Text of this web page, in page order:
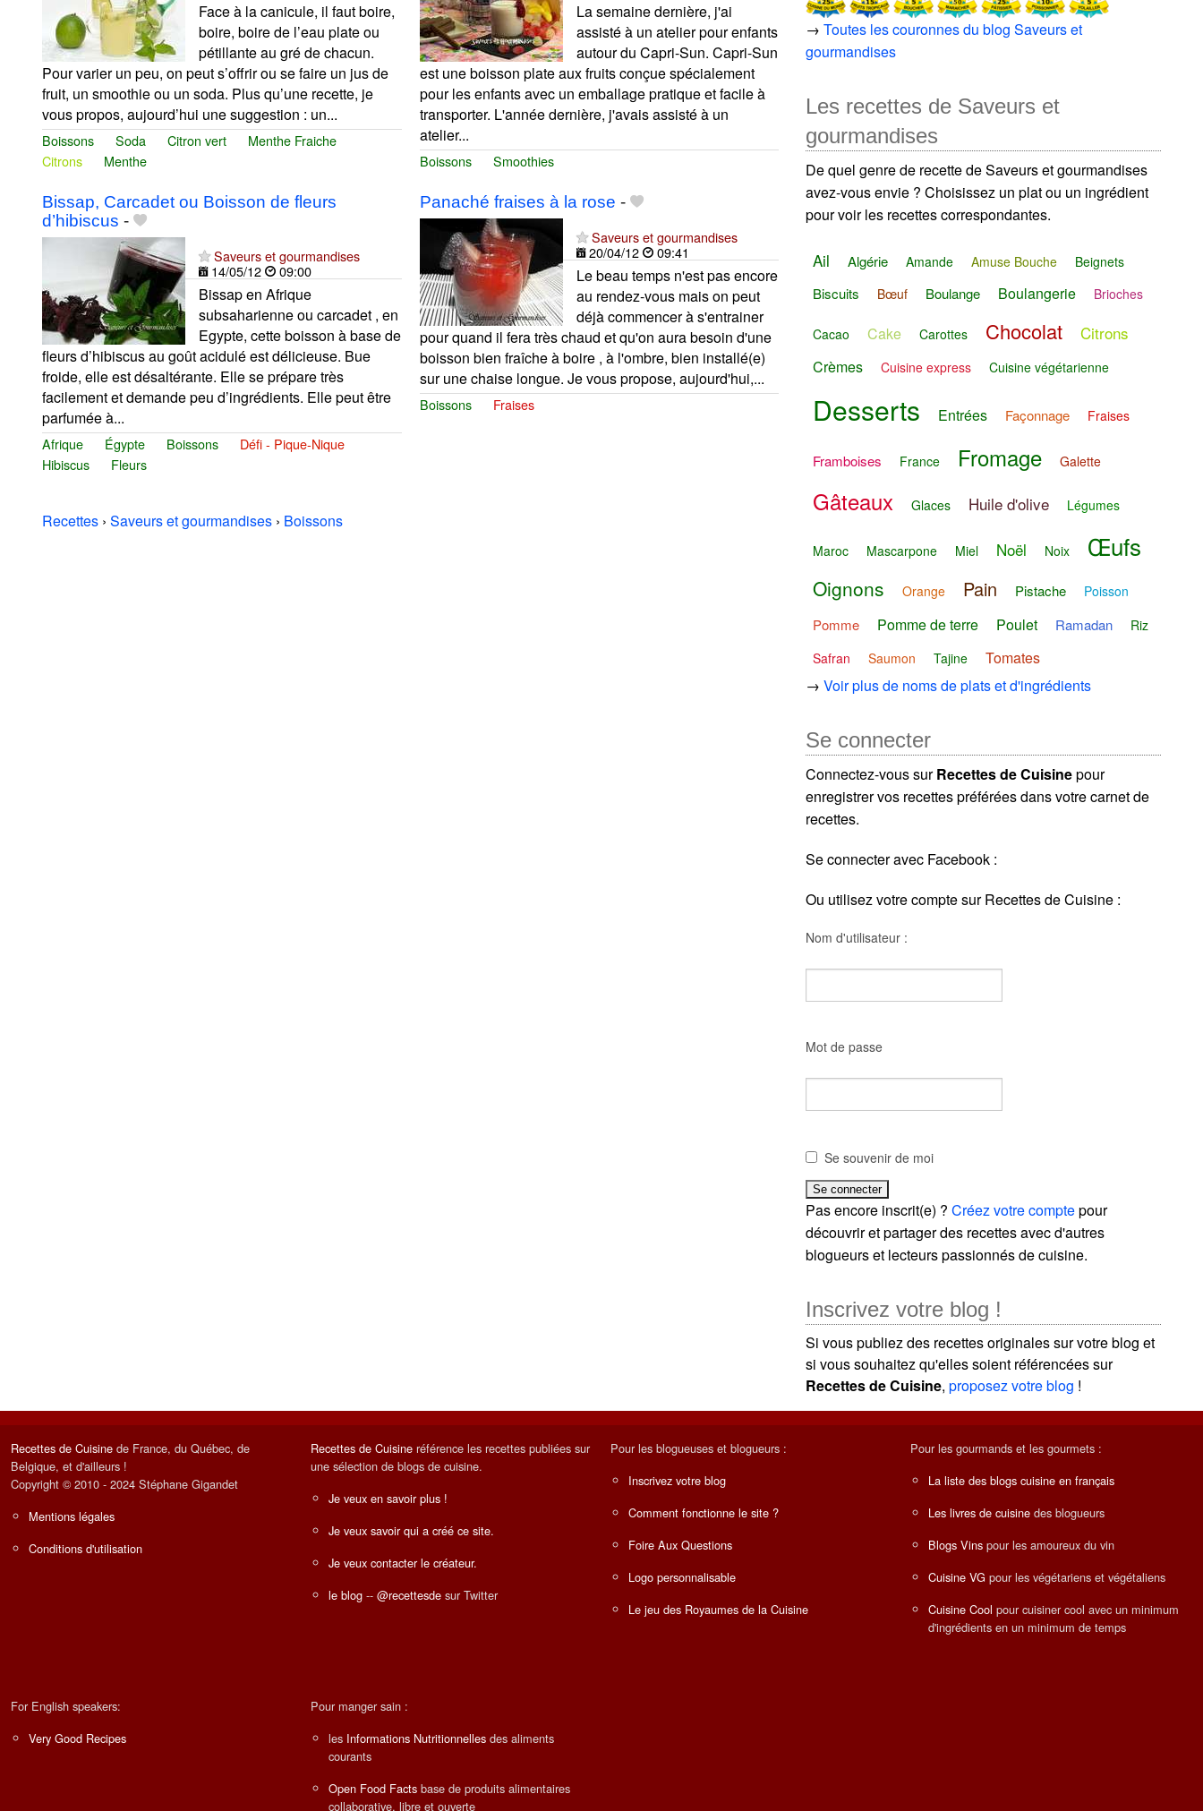
Face à la canicule, il faut boire,
boire, boire de l’eau plate ou
pétillante au gré de chacun.
Pour varier un peu, on peut s’offrir ou se faire un jus de
fruit, un smoothie ou un soda. Plus qu’une recette, je
vous propos, aujourd’hui une suggestion : un...
Boissons Soda Citron vert
Menthe Fraiche
Citrons
Menthe
La semaine dernière, j'ai
assisté à un atelier pour enfants
autour du Capri-Sun. Capri-Sun
est une boisson plate aux fruits conçue spécialement
pour les enfants avec un emballage pratique et facile à
transporter. L'année dernière, j'avais assisté à un
atelier...
Boissons Smoothies
Bissap, Carcadet ou Boisson de fleurs
d’hibiscus -
Saveurs et gourmandises
14/05/12
09:00
Bissap en Afrique
subsaharienne ou carcadet , en
Egypte, cette boisson à base de
fleurs d’hibiscus au goût acidulé est délicieuse. Bue
froide, elle est désaltérante. Elle se prépare très
facilement et demande peu d’ingrédients. Elle peut être
parfumée à...
Afrique Égypte Boissons
Défi - Pique-Nique
Hibiscus
Fleurs
Panaché fraises à la rose -
Saveurs et gourmandises
20/04/12
09:41
Le beau temps n'est pas encore
au rendez-vous mais on peut
déjà commencer à s'entrainer
pour quand il fera très chaud et qu'on aura besoin d'une
boisson bien fraîche à boire , à l'ombre, bien installé(e)
sur une chaise longue. Je vous propose, aujourd'hui,...
Boissons Fraises
Recettes › Saveurs et gourmandises › Boissons
→Toutes les couronnes du blog Saveurs et
gourmandises
Les recettes de Saveurs et
gourmandises
De quel genre de recette de Saveurs et gourmandises
avez-vous envie ? Choisissez un plat ou un ingrédient
pour voir les recettes correspondantes.
Ail Algérie Amande Amuse Bouche Beignets
Biscuits Bœuf Boulange Boulangerie Brioches
Cacao Cake Carottes Chocolat Citrons
Crèmes Cuisine express Cuisine végétarienne
Desserts Entrées Façonnage Fraises
Framboises France Fromage Galette
Gâteaux Glaces Huile d'olive Légumes
Maroc Mascarpone Miel Noël Noix Œufs
Oignons Orange Pain Pistache Poisson
Pomme Pomme de terre Poulet Ramadan
Riz
Safran
Saumon Tajine
Tomates
→Voir plus de noms de plats et d'ingrédients
Se connecter
Connectez-vous surRecettes de Cuisinepour
enregistrer vos recettes préférées dans votre carnet de
recettes.
Se connecter avec Facebook :
Ou utilisez votre compte sur Recettes de Cuisine :
Nom d'utilisateur :
Mot de passe
Se souvenir de moi
Pas encore inscrit(e) ?Créez votre comptepour
découvrir et partager des recettes avec d'autres
blogueurs et lecteurs passionnés de cuisine.
Inscrivez votre blog !
Si vous publiez des recettes originales sur votre blog et
si vous souhaitez qu'elles soient référencées sur
Recettes de Cuisine,proposez votre blog !
Recettes de Cuisine de France, du Québec, de
Belgique, et d'ailleurs !
Copyright © 2010 - 2024 Stéphane Gigandet
Mentions légales
Conditions d'utilisation
Recettes de Cuisine référence les recettes publiées sur
une sélection de blogs de cuisine.
Je veux en savoir plus !
Je veux savoir qui a créé ce site.
Je veux contacter le créateur.
le blog -- @recettesde sur Twitter
Pour les blogueuses et blogueurs :
Inscrivez votre blog
Comment fonctionne le site ?
Foire Aux Questions
Logo personnalisable
Le jeu des Royaumes de la Cuisine
Pour les gourmands et les gourmets :
La liste des blogs cuisine en français
Les livres de cuisine des blogueurs
Blogs Vins pour les amoureux du vin
Cuisine VG pour les végétariens et végétaliens
Cuisine Cool pour cuisiner cool avec un minimum
d'ingrédients en un minimum de temps
For English speakers:
Very Good Recipes
Pour manger sain :
les Informations Nutritionnelles des aliments
courants
Open Food Facts base de produits alimentaires
collaborative, libre et ouverte